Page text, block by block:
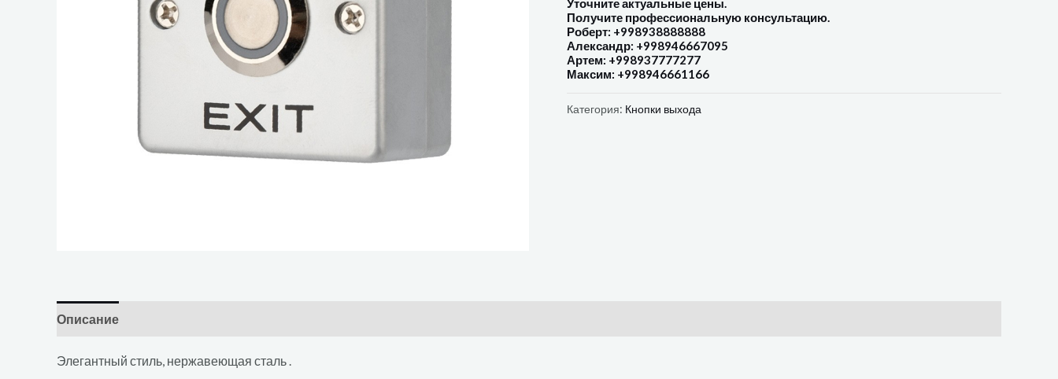
Получите профессиональную консультацию.
Роберт: +998938888888
Александр: +998946667095
Артем: +998937777277
Максим: +998946661166
Категория: Кнопки выхода
Описание
Элегантный стиль, нержавеющая сталь .